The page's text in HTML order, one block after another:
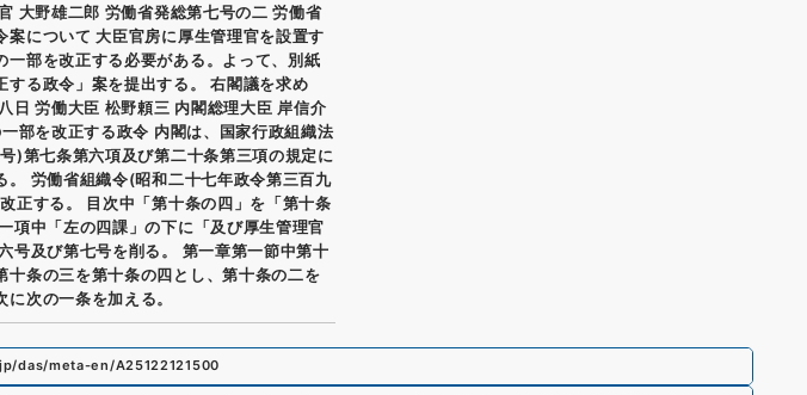
大野雄二郎 労働省発総第七号の二 労働省
案について 大臣官房に厚生管理官を設置す
一部を改正する必要がある。よって、別紙
する政令」案を提出する。 右閣議を求め
日 労働大臣 松野頼三 内閣総理大臣 岸信介
部を改正する政令 内閣は、国家行政組織法
)第七条第六項及び第二十条第三項の規定に
。 労働省組織令(昭和二十七年政令第三百九
正する。 目次中「第十条の四」を「第十条
項中「左の四課」の下に「及び厚生管理官
号及び第七号を削る。 第一章第一節中第十
十条の三を第十条の四とし、第十条の二を
次の一条を加える。
das/meta-en/A25122121500